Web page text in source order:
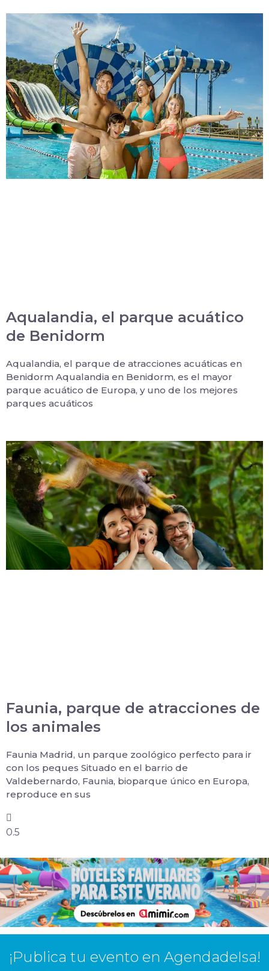
Aqualandia, el parque acuático
de Benidorm
Aqualandia, el parque de atracciones acuáticas en
Benidorm Aqualandia en Benidorm, es el mayor
parque acuático de Europa, y uno de los mejores
parques acuáticos
Faunia, parque de atracciones de
los animales
Faunia Madrid, un parque zoológico perfecto para ir
con los peques Situado en el barrio de
Valdebernardo, Faunia, bioparque único en Europa,
reproduce en sus
¡Publica tu evento en AgendadeIsa!